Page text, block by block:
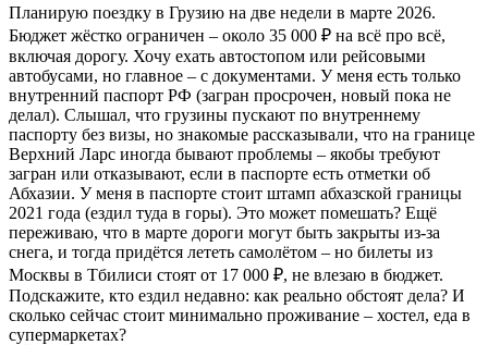
Планирую поездку в Грузию на две недели в марте 2026.
Бюджет жёстко ограничен – около 35 000 ₽ на всё про всё,
включая дорогу. Хочу ехать автостопом или рейсовыми
автобусами, но главное – с документами. У меня есть только
внутренний паспорт РФ (загран просрочен, новый пока не
делал). Слышал, что грузины пускают по внутреннему
паспорту без визы, но знакомые рассказывали, что на границе
Верхний Ларс иногда бывают проблемы – якобы требуют
загран или отказывают, если в паспорте есть отметки об
Абхазии. У меня в паспорте стоит штамп абхазской границы
2021 года (ездил туда в горы). Это может помешать? Ещё
переживаю, что в марте дороги могут быть закрыты из-за
снега, и тогда придётся лететь самолётом – но билеты из
Москвы в Тбилиси стоят от 17 000 ₽, не влезаю в бюджет.
Подскажите, кто ездил недавно: как реально обстоят дела? И
сколько сейчас стоит минимально проживание – хостел, еда в
супермаркетах?